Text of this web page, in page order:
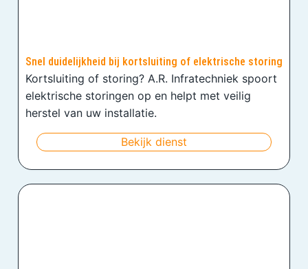
Snel duidelijkheid bij kortsluiting of elektrische storing
Kortsluiting of storing? A.R. Infratechniek spoort
elektrische storingen op en helpt met veilig
herstel van uw installatie.
Bekijk dienst